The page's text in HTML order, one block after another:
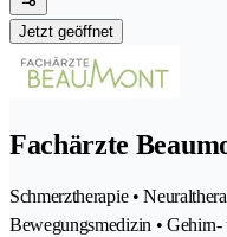
Jetzt geöffnet
Fachärzte
Schmerztherapie •
Bewegungsmedizin •